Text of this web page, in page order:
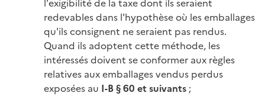
redevables dans l'hypothèse où les emballages
qu'ils consignent ne seraient pas rendus.
Quand ils adoptent cette méthode, les
intéressés doivent se conformer aux règles
relatives aux emballages vendus perdus
exposées au I-B § 60 et suivants;